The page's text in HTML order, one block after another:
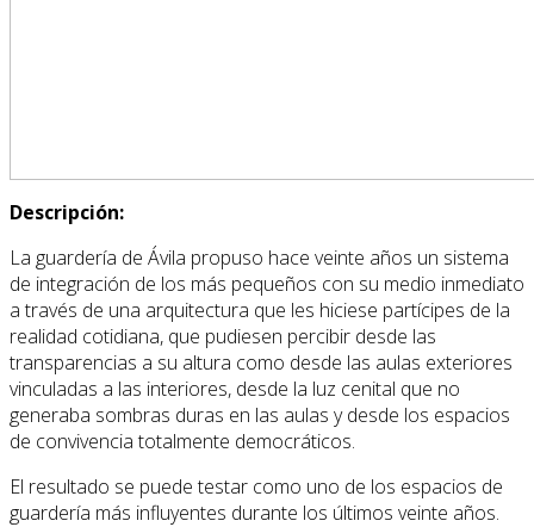
Descripción:
La guardería de Ávila propuso hace veinte años un sistema
de integración de los más pequeños con su medio inmediato
a través de una arquitectura que les hiciese partícipes de la
realidad cotidiana, que pudiesen percibir desde las
transparencias a su altura como desde las aulas exteriores
vinculadas a las interiores, desde la luz cenital que no
generaba sombras duras en las aulas y desde los espacios
de convivencia totalmente democráticos.
El resultado se puede testar como uno de los espacios de
guardería más influyentes durante los últimos veinte años.